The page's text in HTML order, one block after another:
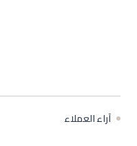
آراء العملاء